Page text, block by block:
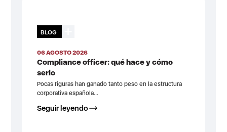
BLOG
06 AGOSTO 2026
Compliance officer: qué hace y cómo
serlo
Pocas figuras han ganado tanto peso en la estructura
corporativa española...
Seguir leyendo